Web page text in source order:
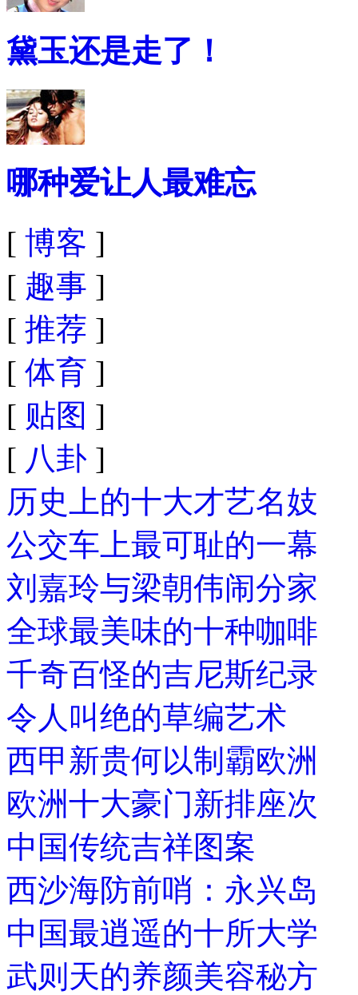
黛玉还是走了！
哪种爱让人最难忘
[ 博客 ]
[ 趣事 ]
[ 推荐 ]
[ 体育 ]
[ 贴图 ]
[ 八卦 ]
历史上的十大才艺名妓
公交车上最可耻的一幕
刘嘉玲与梁朝伟闹分家
全球最美味的十种咖啡
千奇百怪的吉尼斯纪录
令人叫绝的草编艺术
西甲新贵何以制霸欧洲
欧洲十大豪门新排座次
中国传统吉祥图案
西沙海防前哨：永兴岛
中国最逍遥的十所大学
武则天的养颜美容秘方